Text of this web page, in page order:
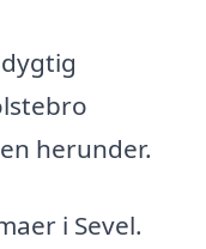
herunder.
i Sevel.